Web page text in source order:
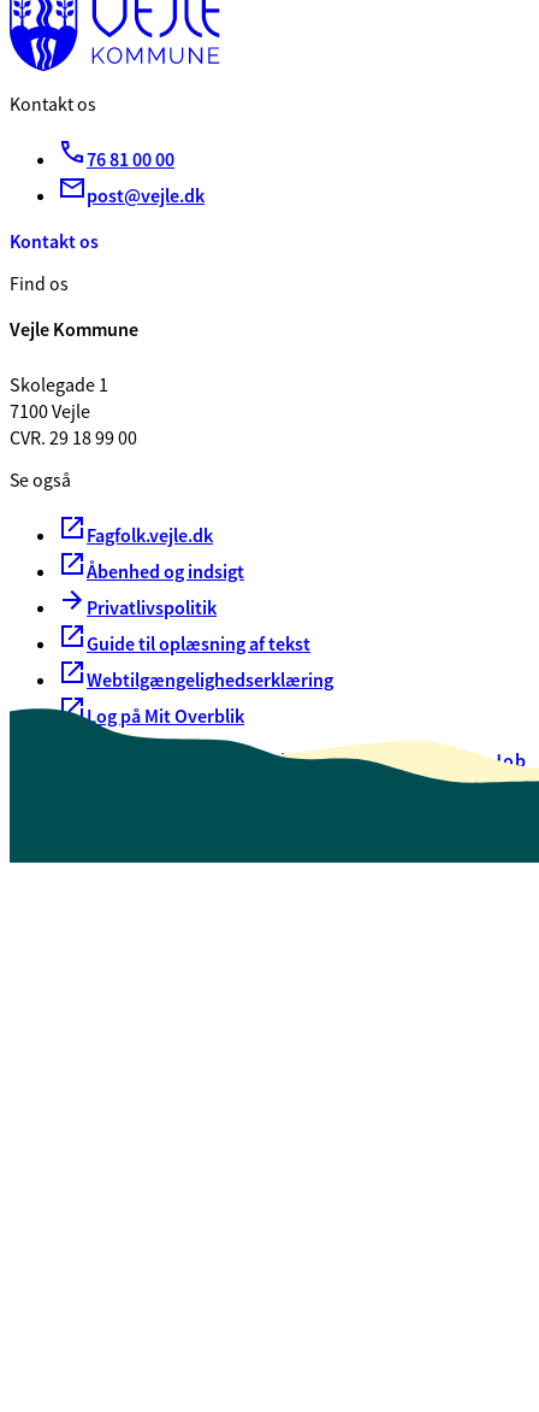
Kontakt os
76 81 00 00
post@vejle.dk
Kontakt os
Find os
Vejle Kommune
Skolegade 1
7100 Vejle
CVR. 29 18 99 00
Se også
Fagfolk.vejle.dk
Åbenhed og indsigt
Privatlivspolitik
Guide til oplæsning af tekst
Webtilgængelighedserklæring
Log på Mit Overblik
Oversigt over selvbetjeningJob